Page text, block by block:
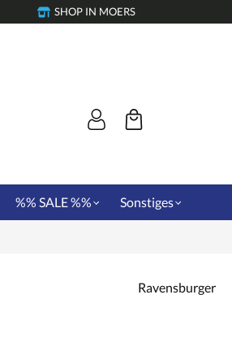
SHOP IN MOERS
%% SALE %% Sonstiges
Ravensburger